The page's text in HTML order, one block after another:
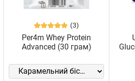
(3)
Per4m Whey Protein
Advanced (30 грам)